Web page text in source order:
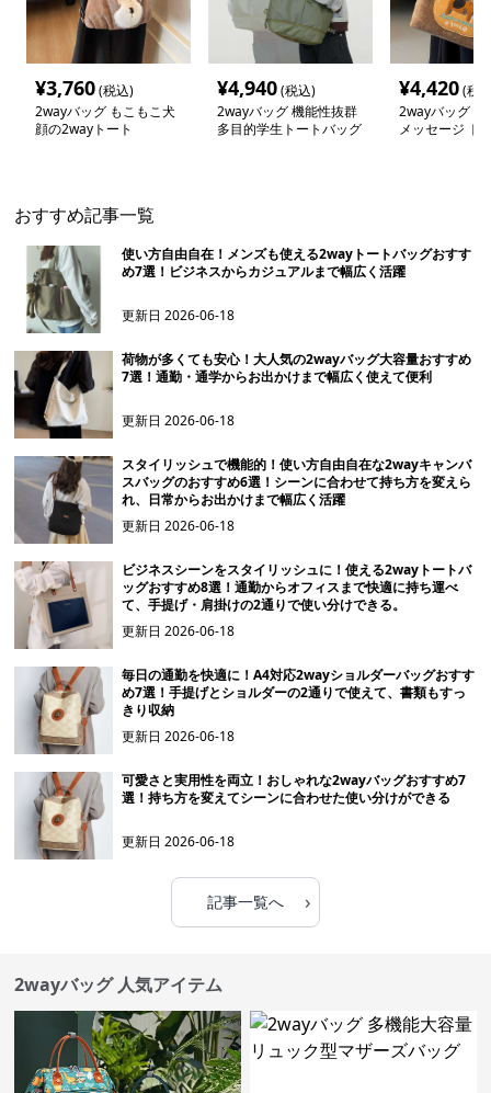
¥3,760(税込)
2wayバッグ もこもこ犬
顔の2wayトート
¥4,940(税込)
2wayバッグ 機能性抜群
多目的学生トートバッグ
¥4,420(税
2wayバッグ ネ
メッセージ ト
おすすめ記事一覧
使い方自由自在！メンズも使える2wayトートバッグおすす
め7選！ビジネスからカジュアルまで幅広く活躍
更新日2026-06-18
荷物が多くても安心！大人気の2wayバッグ大容量おすすめ
7選！通勤・通学からお出かけまで幅広く使えて便利
更新日2026-06-18
スタイリッシュで機能的！使い方自由自在な2wayキャンバ
スバッグのおすすめ6選！シーンに合わせて持ち方を変えら
れ、日常からお出かけまで幅広く活躍
更新日2026-06-18
ビジネスシーンをスタイリッシュに！使える2wayトートバ
ッグおすすめ8選！通勤からオフィスまで快適に持ち運べ
て、手提げ・肩掛けの2通りで使い分けできる。
更新日2026-06-18
毎日の通勤を快適に！A4対応2wayショルダーバッグおすす
め7選！手提げとショルダーの2通りで使えて、書類もすっ
きり収納
更新日2026-06-18
可愛さと実用性を両立！おしゃれな2wayバッグおすすめ7
選！持ち方を変えてシーンに合わせた使い分けができる
更新日2026-06-18
記事一覧へ ›
2wayバッグ 人気アイテム